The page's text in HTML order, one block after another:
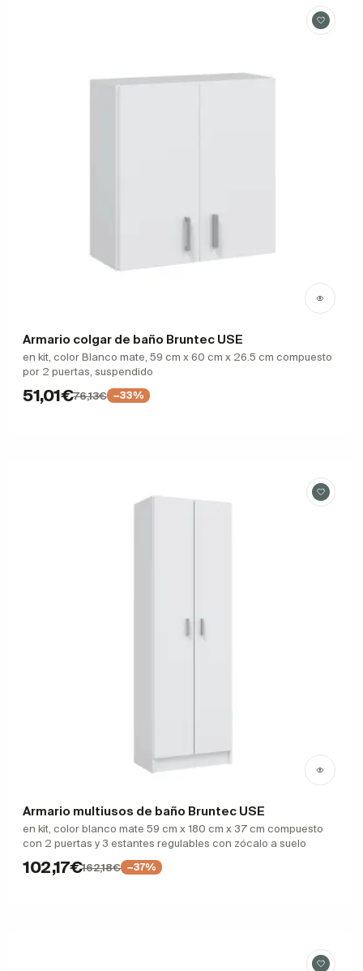
Armario colgar de baño Bruntec USE
en kit, color Blanco mate, 59 cm x 60 cm x 26.5 cm compuesto
por 2 puertas, suspendido
51,01€76,13€ −33%
Armario multiusos de baño Bruntec USE
en kit, color blanco mate 59 cm x 180 cm x 37 cm compuesto
con 2 puertas y 3 estantes regulables con zócalo a suelo
102,17€162,18€ −37%